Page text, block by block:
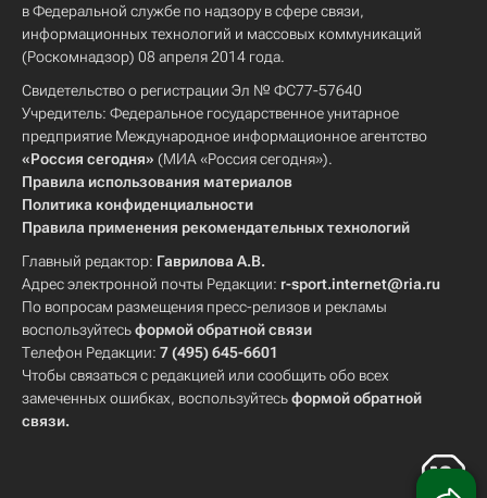
в Федеральной службе по надзору в сфере связи,
информационных технологий и массовых коммуникаций
(Роскомнадзор) 08 апреля 2014 года.
Свидетельство о регистрации Эл № ФС77-57640
Учредитель: Федеральное государственное унитарное
предприятие Международное информационное агентство
«Россия сегодня» (МИА «Россия сегодня»).
Правила использования материалов
Политика конфиденциальности
Правила применения рекомендательных технологий
Главный редактор: Гаврилова А.В.
Адрес электронной почты Редакции: r-sport.internet@ria.ru
По вопросам размещения пресс-релизов и рекламы
воспользуйтесьформой обратной связи
Телефон Редакции: 7 (495) 645-6601
Чтобы связаться с редакцией или сообщить обо всех
замеченных ошибках, воспользуйтесьформой обратной
связи.